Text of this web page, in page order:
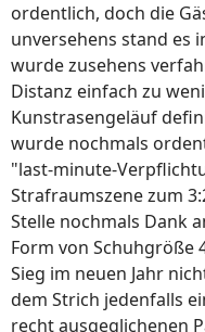
ordentlich, doch die
unversehens stand es
wurde zusehens
Distanz einfach zu
Kunstrasengeläuf
wurde nochmals
"last-minute-
Strafraumszene zum
Stelle nochmals Dank
Form von Schuhgröße
Sieg im neuen Jahr
dem Strich jedenfalls
recht ausgeglichenen